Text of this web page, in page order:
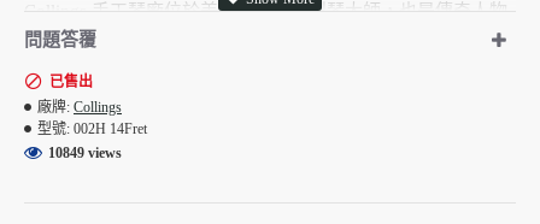
Collings 手工琴廠位於美國德州，由製琴大師，也是傳奇人物
Bill Collings所創立，在德州的奧斯丁乾燥的環境氣候生產,被
在業界中一直居於領導地位 ; 在全球已是相當知名的美國手工
琴，生產琴款精細，精雕細琢，每把都是經過嚴格專業的製琴
師細細調教，琴音色手感在吉他界都是吉他界首屈一指 !!甚至
問題答覆
已售出
廠牌: Collings
型號: 002H 14Fret
10849 views